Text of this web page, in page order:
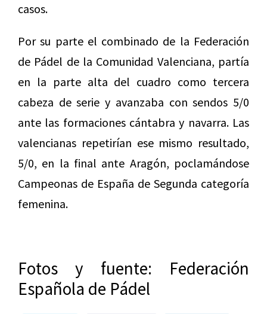
casos.
Por su parte el combinado de la Federación
de Pádel de la Comunidad Valenciana, partía
en la parte alta del cuadro como tercera
cabeza de serie y avanzaba con sendos 5/0
ante las formaciones cántabra y navarra. Las
valencianas repetirían ese mismo resultado,
5/0, en la final ante Aragón, poclamándose
Campeonas de España de Segunda categoría
femenina.
Fotos y fuente: Federación
Española de Pádel